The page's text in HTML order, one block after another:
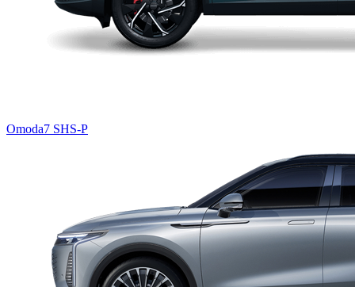
Omoda7 SHS-P